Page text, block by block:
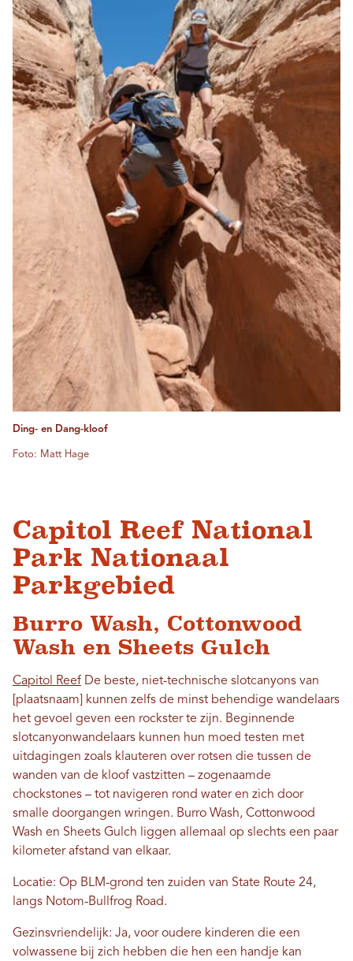
Ding- en Dang-kloof
Foto: Matt Hage
Capitol Reef National
Park Nationaal
Parkgebied
Burro Wash, Cottonwood
Wash en Sheets Gulch
Capitol Reef De beste, niet-technische slotcanyons van
[plaatsnaam] kunnen zelfs de minst behendige wandelaars
het gevoel geven een rockster te zijn. Beginnende
slotcanyonwandelaars kunnen hun moed testen met
uitdagingen zoals klauteren over rotsen die tussen de
wanden van de kloof vastzitten – zogenaamde
chockstones – tot navigeren rond water en zich door
smalle doorgangen wringen. Burro Wash, Cottonwood
Wash en Sheets Gulch liggen allemaal op slechts een paar
kilometer afstand van elkaar.
Locatie: Op BLM-grond ten zuiden van State Route 24,
langs Notom-Bullfrog Road.
Gezinsvriendelijk: Ja, voor oudere kinderen die een
volwassene bij zich hebben die hen een handje kan